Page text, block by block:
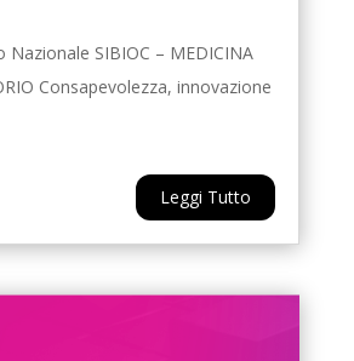
Nazionale SIBIOC – MEDICINA
Consapevolezza, innovazione
Leggi Tutto